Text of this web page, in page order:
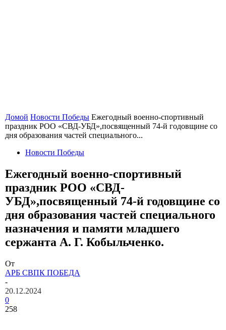
Домой Новости Победы Ежегодный военно-спортивный
праздник РОО «СВД-УБД»,посвященный 74-й годовщине со
дня образования частей специального...
Новости Победы
Ежегодный военно-спортивный
праздник РОО «СВД-
УБД»,посвященный 74-й годовщине со
дня образования частей специального
назначения и памяти младшего
сержанта А. Г. Кобыльченко.
От
АРБ СВПК ПОБЕДА
-
20.12.2024
0
258